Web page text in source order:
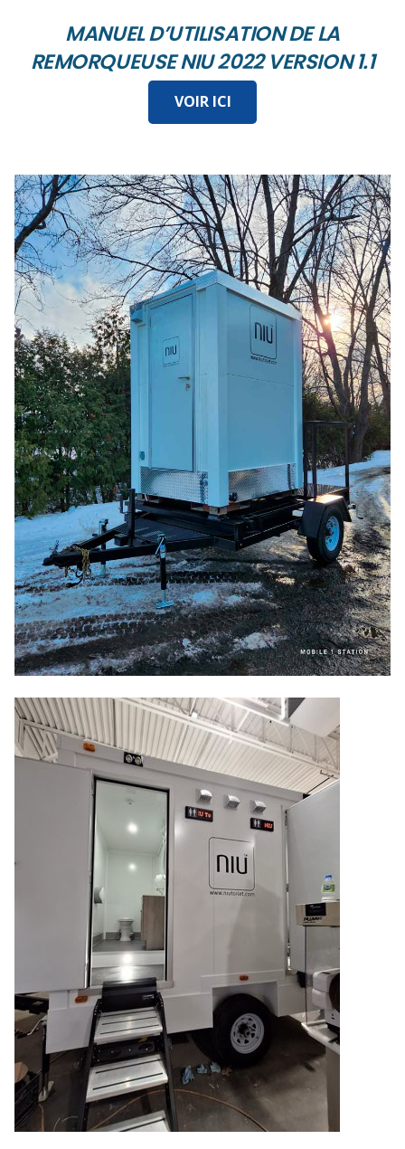
MANUEL D’UTILISATION DE LA
REMORQUEUSE NIU 2022 VERSION 1.1
VOIR ICI